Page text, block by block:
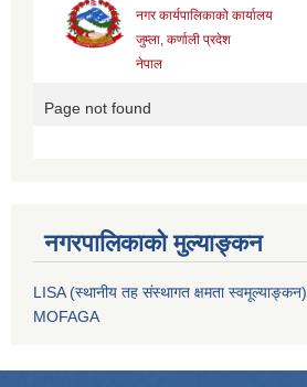
नगरपालिकाको मुल्याङ्कन
LISA (स्थानीय तह संस्थागत क्षमता स्वमूल्याङ्कन)
MOFAGA